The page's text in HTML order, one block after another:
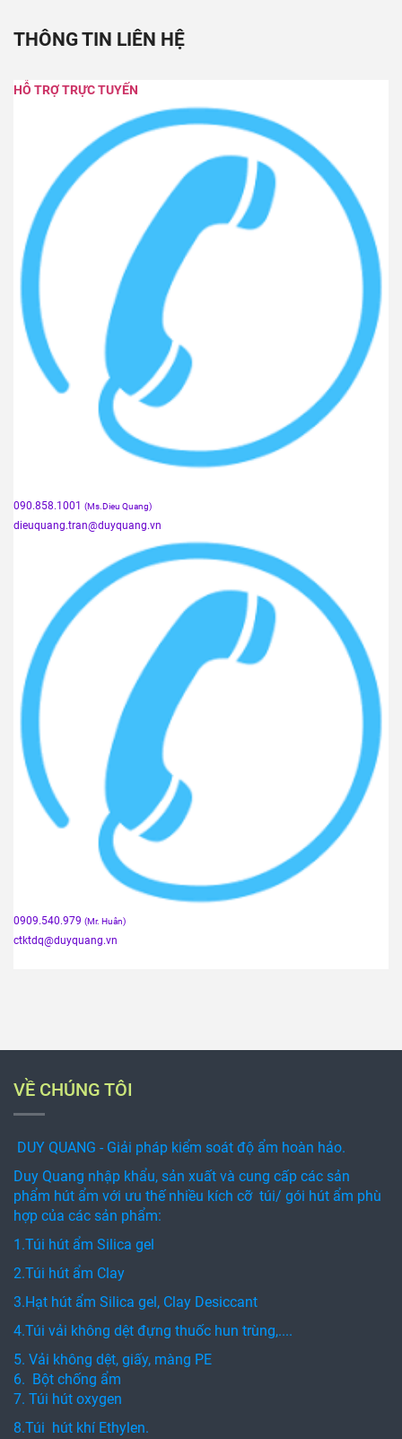
THÔNG TIN LIÊN HỆ
HỖ TRỢ TRỰC TUYẾN
090.858.1001 (Ms.Dieu Quang)
dieuquang.tran@duyquang.vn
0909.540.979 (Mr. Huân)
ctktdq@duyquang.vn
VỀ CHÚNG TÔI
DUY QUANG - Giải pháp kiểm soát độ ẩm hoàn hảo.
Duy Quang nhập khẩu, sản xuất và cung cấp các sản
phẩm hút ẩm với ưu thế nhiều kích cỡ túi/ gói hút ẩm phù
hợp của các sản phẩm:
1.Túi hút ẩm Silica gel
2.Túi hút ẩm Clay
3.Hạt hút ẩm Silica gel, Clay Desiccant
4.Túi vải không dệt đựng thuốc hun trùng,....
5. Vải không dệt, giấy, màng PE
6. Bột chống ẩm
7. Túi hút oxygen
8.Túi hút khí Ethylen.